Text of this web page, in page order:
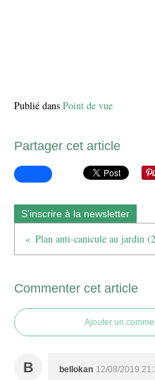
Publié dans Point de vue
Partager cet article
S'inscrire à la newsletter
Plan anti-canicule au jardin
Commenter cet article
Ajouter un
B bellokan 12/08/2019